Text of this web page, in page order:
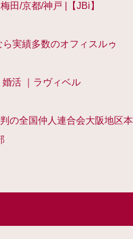
田/京都/神戸 |【JBi】
実績多数のオフィスルゥ
活 ｜ラヴィベル
の全国仲人連合会大阪地区本